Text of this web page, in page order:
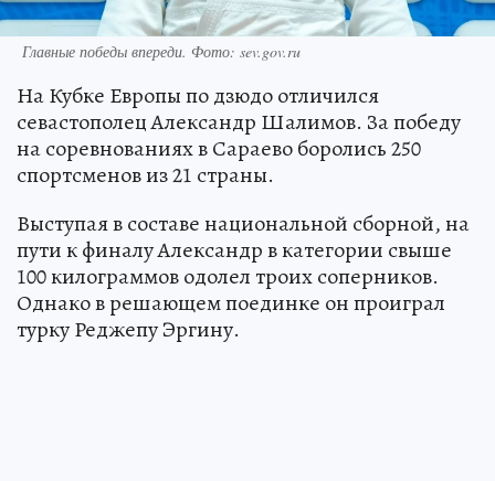
Главные победы впереди. Фото: sev.gov.ru
На Кубке Европы по дзюдо отличился
севастополец Александр Шалимов. За победу
на соревнованиях в Сараево боролись 250
спортсменов из 21 страны.
Выступая в составе национальной сборной, на
пути к финалу Александр в категории свыше
100 килограммов одолел троих соперников.
Однако в решающем поединке он проиграл
турку Реджепу Эргину.